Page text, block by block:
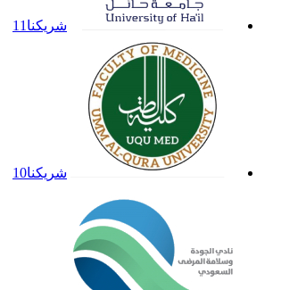
شريكنا11
شريكنا10